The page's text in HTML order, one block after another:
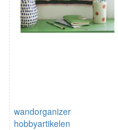
wandorganizer
hobbyartikelen